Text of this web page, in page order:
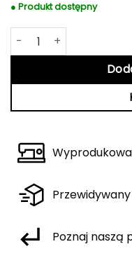
● Produkt dostępny
ilość Czarne Kozaki
Poznaj naszą